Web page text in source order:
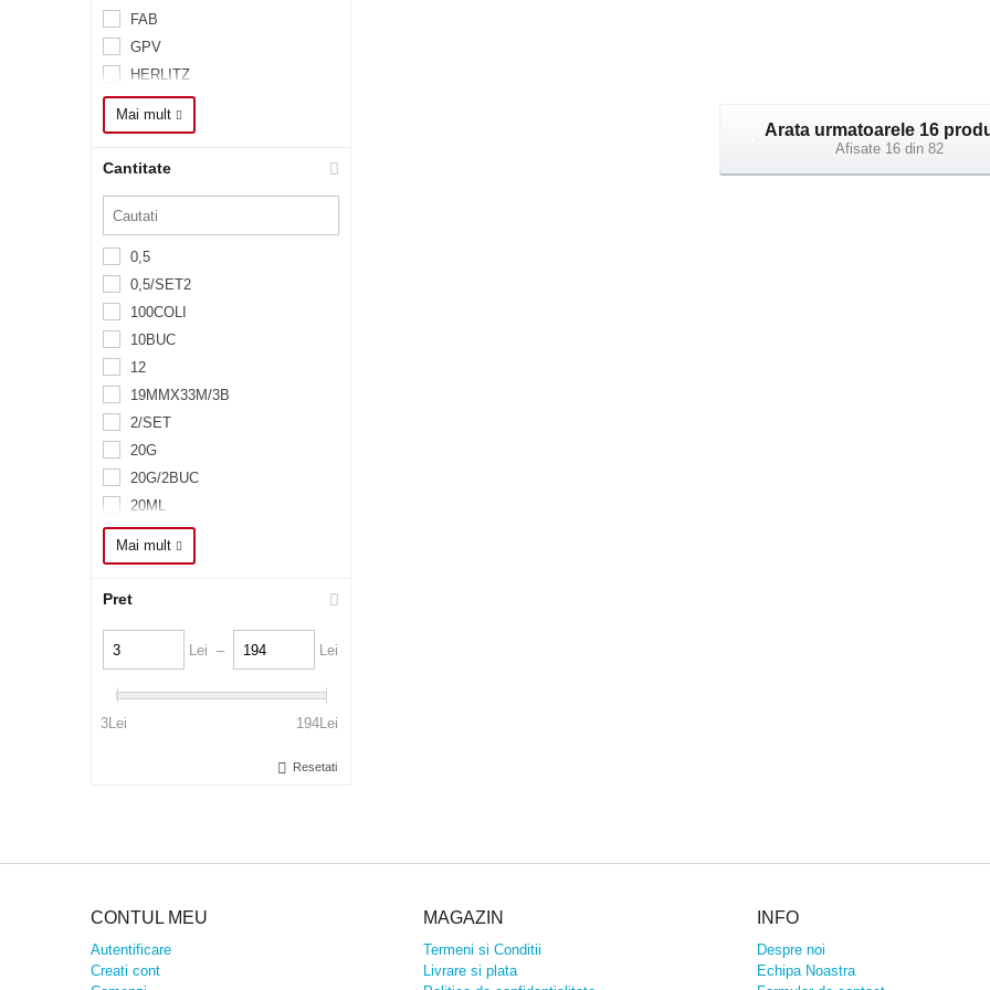
Arata urmatoarele
Afisate 16 din 82
FAB
GPV
HERLITZ
ICO
MAP
PIL
PIX
RMP
ROM
Mai mult
Cantitate
0,5
0,5/SET2
100COLI
10BUC
12
19MMX33M/3B
2/SET
20G
20G/2BUC
20ML
21G
24BUC
2BUC/SET
2REZ
3BUC
6
70
7CM
80G
Mai mult
Pret
Lei – Lei
3Lei 194Lei
Resetati
CONTUL MEU
Autentificare
Creati cont
MAGAZIN
Termeni si Conditii
Livrare si plata
INFO
Despre noi
Echipa Noastra